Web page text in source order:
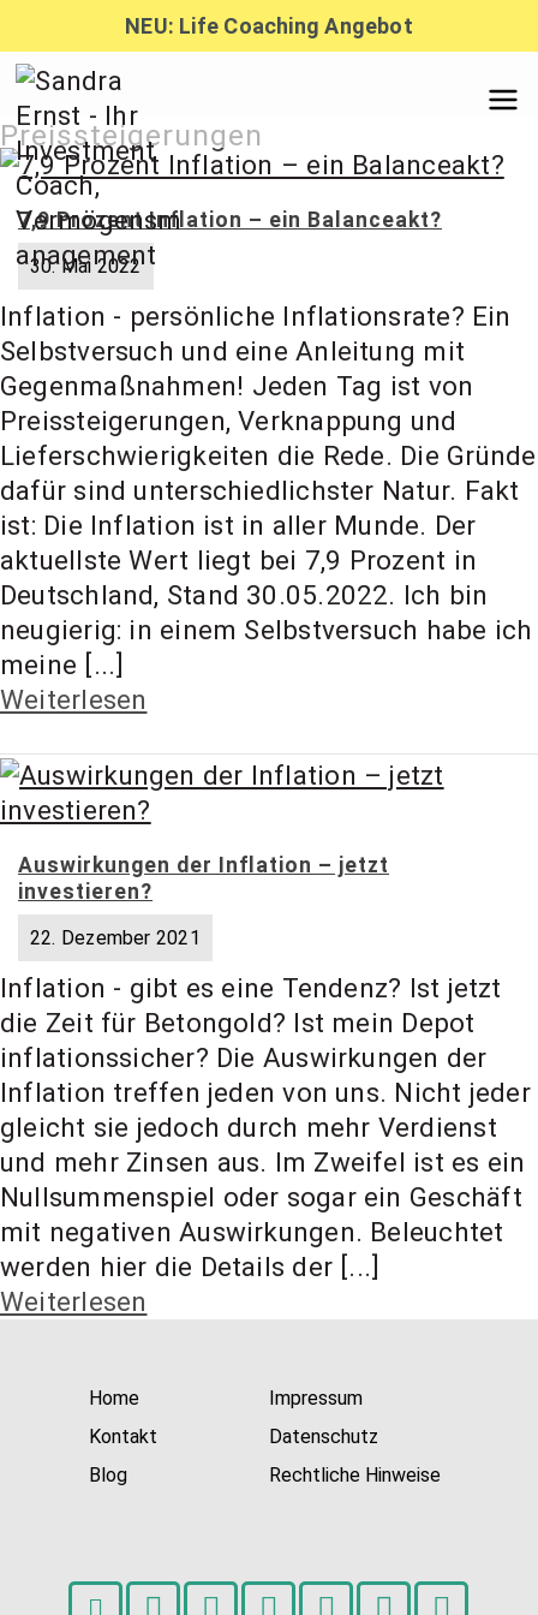
Inhalt
springen
NEU: Life Coaching Angebot
Sandra
Ernst –
Finanzber
atung,
Investmen
t Coach,
Anlageber
atung
Preissteigerungen
7,9 Prozent Inflation – ein Balanceakt?
30. Mai 2022
Inflation - persönliche Inflationsrate? Ein
Selbstversuch und eine Anleitung mit
Gegenmaßnahmen! Jeden Tag ist von
Preissteigerungen, Verknappung und
Lieferschwierigkeiten die Rede. Die Gründe
dafür sind unterschiedlichster Natur. Fakt
ist: Die Inflation ist in aller Munde. Der
aktuellste Wert liegt bei 7,9 Prozent in
Deutschland, Stand 30.05.2022. Ich bin
neugierig: in einem Selbstversuch habe ich
meine [...]
Weiterlesen
Auswirkungen der Inflation – jetzt
investieren?
22. Dezember 2021
Inflation - gibt es eine Tendenz? Ist jetzt
die Zeit für Betongold? Ist mein Depot
inflationssicher? Die Auswirkungen der
Inflation treffen jeden von uns. Nicht jeder
gleicht sie jedoch durch mehr Verdienst
und mehr Zinsen aus. Im Zweifel ist es ein
Nullsummenspiel oder sogar ein Geschäft
mit negativen Auswirkungen. Beleuchtet
werden hier die Details der [...]
Weiterlesen
Home
Kontakt
Blog
Impressum
Datenschutz
Rechtliche Hinweise